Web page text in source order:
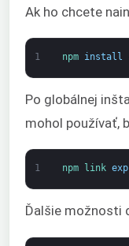
Ak ho chcete
1 npm install
Po globálnej
mohol používať,
1 npm link
Ďalšie možnosti